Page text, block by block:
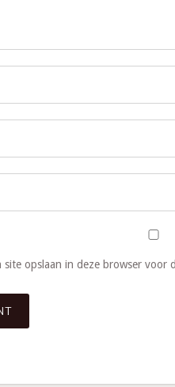
site opslaan in deze browser voor